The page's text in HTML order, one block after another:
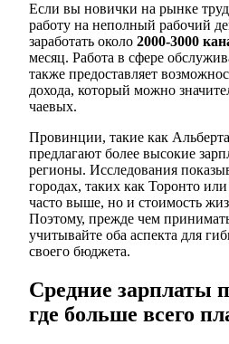
Если вы новички на рынке
работу на неполный рабочий
заработать около 2000-3000
месяц. Работа в сфере
также предоставляет
дохода, который можно
чаевых.
Провинции, такие как
предлагают более высокие
регионы. Исследования
городах, таких как Торонто
часто выше, но и стоимость
Поэтому, прежде чем
учитывайте оба аспекта для
своего бюджета.
Средние зарплаты
где больше всего